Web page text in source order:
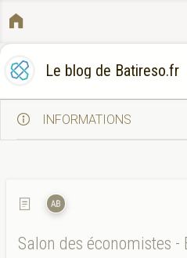
Le blog de Batireso.fr
INFORMATIONS
Salon des économistes -